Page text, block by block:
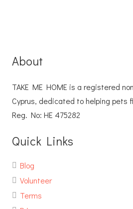
About
TAKE ME HOME is a registered
Cyprus, dedicated to helping pets
Reg. No: ΗΕ 475282
Quick Links
Blog
Volunteer
Terms